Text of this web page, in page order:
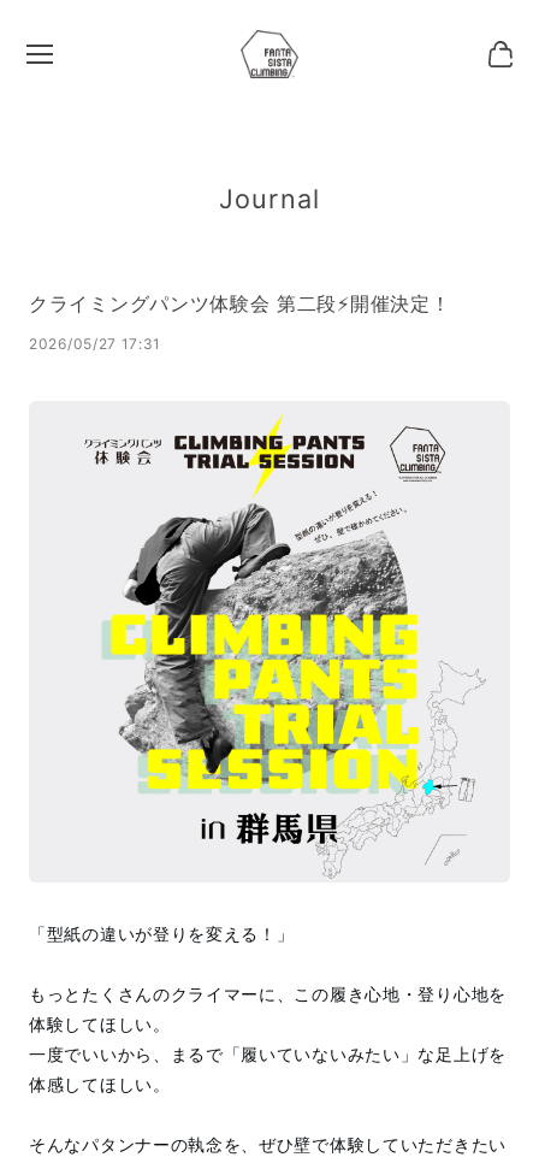
Journal
クライミングパンツ体験会 第二段⚡️開催決定！
2026/05/27 17:31
「型紙の違いが登りを変える！」
もっとたくさんのクライマーに、この履き心地・登り心地を
体験してほしい。
一度でいいから、まるで「履いていないみたい」な足上げを
体感してほしい。
そんなパタンナーの執念を、ぜひ壁で体験していただきたい